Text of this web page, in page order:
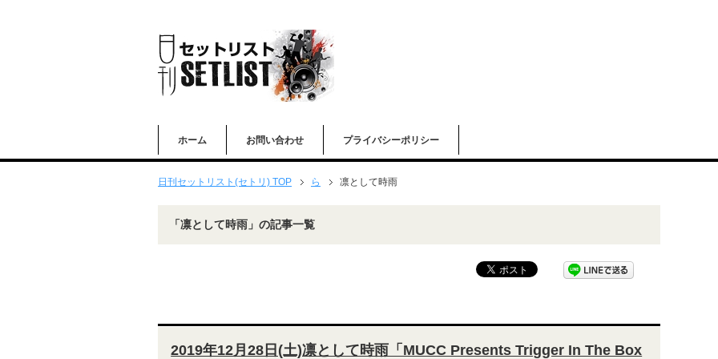
ホーム お問い合わせ プライバシーポリシー
日刊セットリスト(セトリ) TOP ら 凛として時雨
「凛として時雨」の記事一覧
2019年12月28日(土)凛として時雨「MUCC Presents Trigger In The Box